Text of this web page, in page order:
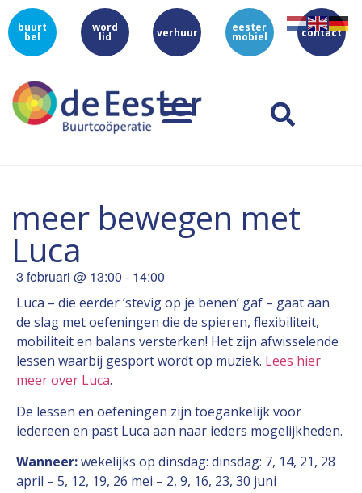
buurt
bel
word
lid verhuur eester
mobiel contact
meer bewegen met
Luca
3 februari @ 13:00 - 14:00
Luca – die eerder ‘stevig op je benen’ gaf – gaat aan
de slag met oefeningen die de spieren, flexibiliteit,
mobiliteit en balans versterken! Het zijn afwisselende
lessen waarbij gesport wordt op muziek. Lees hier
meer over Luca.
De lessen en oefeningen zijn toegankelijk voor
iedereen en past Luca aan naar ieders mogelijkheden.
Wanneer:wekelijks op dinsdag: dinsdag: 7, 14, 21, 28
april – 5, 12, 19, 26 mei – 2, 9, 16, 23, 30 juni